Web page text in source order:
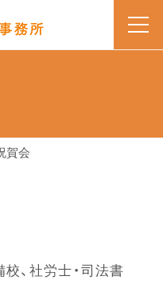
問
賀会
、社労士・司法書